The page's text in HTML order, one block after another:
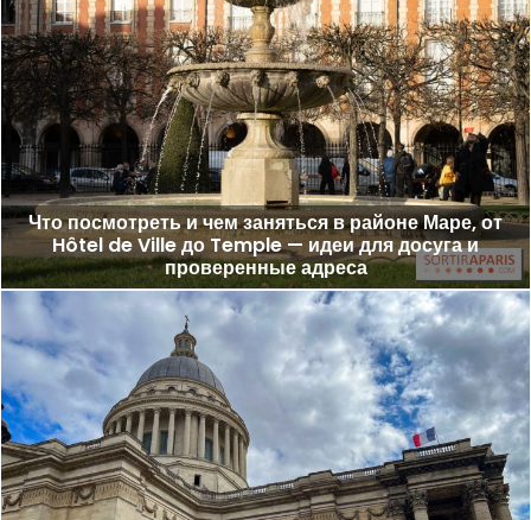
Что посмотреть и чем заняться в районе Маре, от
Hôtel de Ville до Temple — идеи для досуга и
проверенные адреса